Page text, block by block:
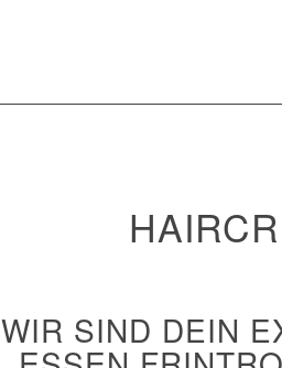
WIR SIND DEIN